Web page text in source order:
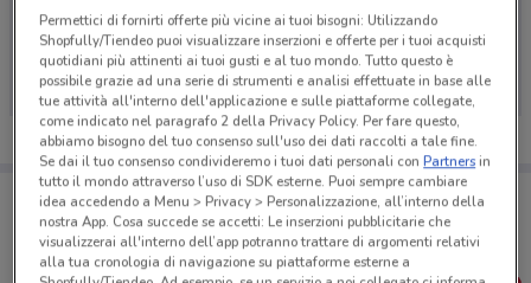
Ci dispiace, al momento non abbiamo pubblicato
volantini nella tua zona. Riprova più tardi.
Porta DoveConviene sempre con te!
Puoi trovare le migliori offerte dei negozi vicino a te,
salvarle e creare la tua lista del risparmio, comodamente
dal tuo cellulare.
Permettici di fornirti offerte più vicine ai tuoi bisogni: Utilizzando
Shopfully/Tiendeo puoi visualizzare inserzioni e offerte per i tuoi acquisti
quotidiani più attinenti ai tuoi gusti e al tuo mondo. Tutto questo è
possibile grazie ad una serie di strumenti e analisi effettuate in base alle
tue attività all'interno dell'applicazione e sulle piattaforme collegate,
come indicato nel paragrafo 2 della Privacy Policy. Per fare questo,
abbiamo bisogno del tuo consenso sull'uso dei dati raccolti a tale fine.
Se dai il tuo consenso condivideremo i tuoi dati personali conPartnersin
tutto il mondo attraverso l’uso di SDK esterne. Puoi sempre cambiare
idea accedendo a Menu > Privacy > Personalizzazione, all’interno della
nostra App. Cosa succede se accetti: Le inserzioni pubblicitarie che
visualizzerai all'interno dell’app potranno trattare di argomenti relativi
alla tua cronologia di navigazione su piattaforme esterne a